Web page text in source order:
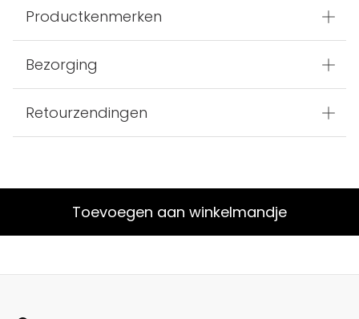
Productkenmerken
Bezorging
Retourzendingen
Toevoegen aan winkelmandje